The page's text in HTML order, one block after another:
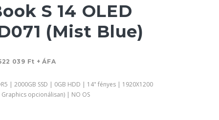
S 14 OLED
(Mist Blue)
039 Ft + ÁFA
| 2000GB SSD | 0GB HDD | 14" fényes | 1920X1200
Graphics opcionálisan) | NO OS